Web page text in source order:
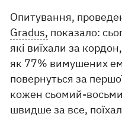
Опитування,
Gradus, показало:
які виїхали за
як 77% вимушених
повернуться за
кожен сьомий-
швидше за все,